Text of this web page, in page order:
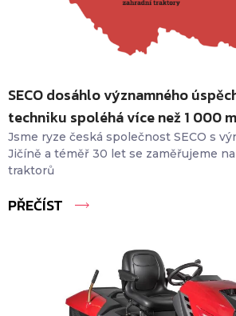
SECO dosáhlo významného
techniku spoléhá více než 1 000
Jsme ryze česká společnost SECO s
Jičíně a téměř 30 let se zaměřujeme
traktorů
PŘEČÍST